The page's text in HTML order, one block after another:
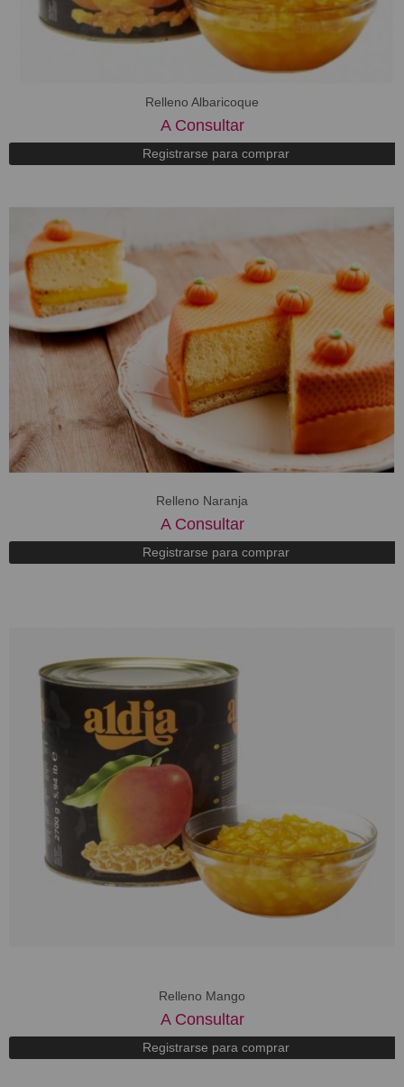
Relleno Albaricoque
A Consultar
Registrarse para comprar
Relleno Naranja
A Consultar
Registrarse para comprar
Relleno Mango
A Consultar
Registrarse para comprar